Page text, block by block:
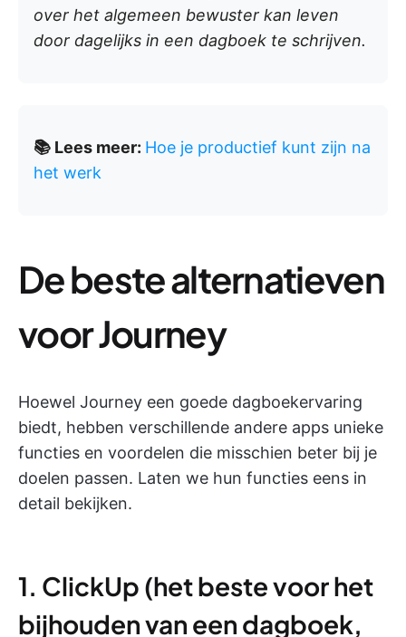
over het algemeen bewuster kan leven
door dagelijks in een dagboek te schrijven.
📚 Lees meer: Hoe je productief kunt zijn na
het werk
De beste alternatieven
voor Journey
Hoewel Journey een goede dagboekervaring
biedt, hebben verschillende andere apps unieke
functies en voordelen die misschien beter bij je
doelen passen. Laten we hun functies eens in
detail bekijken.
1. ClickUp (het beste voor het
bijhouden van een dagboek,